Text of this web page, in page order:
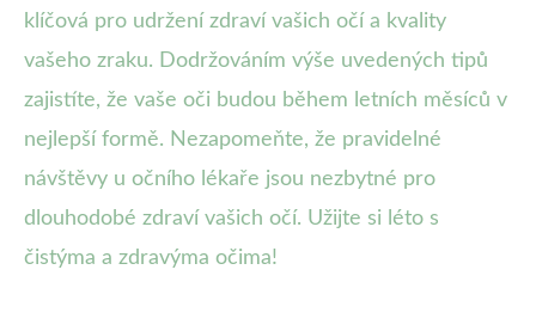
klíčová pro udržení zdraví vašich očí a kvality
vašeho zraku. Dodržováním výše uvedených tipů
zajistíte, že vaše oči budou během letních měsíců v
nejlepší formě. Nezapomeňte, že pravidelné
návštěvy u očního lékaře jsou nezbytné pro
dlouhodobé zdraví vašich očí. Užijte si léto s
čistýma a zdravýma očima!